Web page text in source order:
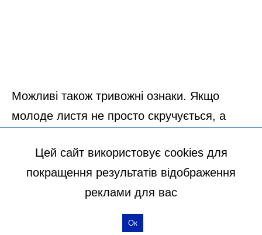
Цей сайт використовує cookies для
покращення результатів відображення
реклами для вас
Ок